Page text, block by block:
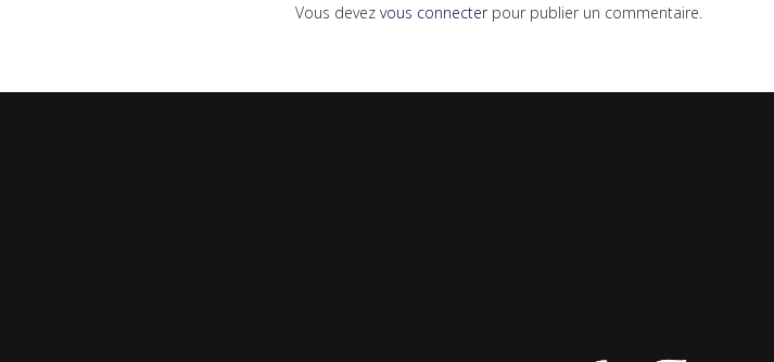
Vous devez vous connecterpour publier un commentaire.